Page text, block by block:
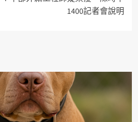
1400記者會說明